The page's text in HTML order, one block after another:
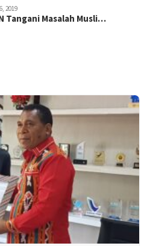
2019
Tangani Masalah Musli…